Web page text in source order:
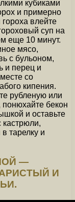
кубиками
и примерно
влейте
суп на
еще 10 минут.
мясо,
с бульоном,
и перец и
со
кипения.
рубленую или
понюхайте бекон
и оставьте
тарелку и
—
И